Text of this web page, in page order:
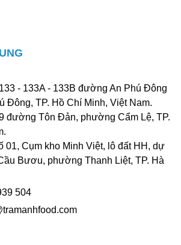
133 - 133A - 133B đường An Phú Đông
Đông, TP. Hồ Chí Minh, Việt Nam.
đường Tôn Đản, phường Cẩm Lệ, TP.
01, Cụm kho Minh Việt, lô đất HH, dự
Bươu, phường Thanh Liệt, TP. Hà
504